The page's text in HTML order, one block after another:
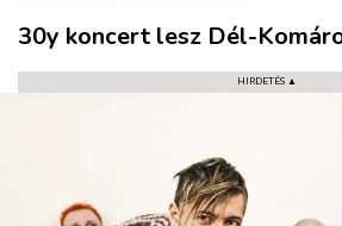
30y koncert lesz Dél-
HIRDETÉS ▲